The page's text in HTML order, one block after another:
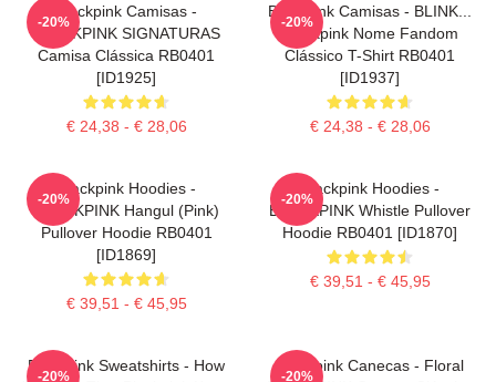
Blackpink Camisas -
BLACKPINK SIGNATURAS
Camisa Clássica RB0401
[ID1925]
€ 24,38 - € 28,06
-20%
Blackpink Camisas - BLINK...
Blackpink Nome Fandom
Clássico T-Shirt RB0401
[ID1937]
€ 24,38 - € 28,06
-20%
Blackpink Hoodies -
BLACKPINK Hangul (Pink)
Pullover Hoodie RB0401
[ID1869]
€ 39,51 - € 45,95
-20%
Blackpink Hoodies -
BLACKPINK Whistle Pullover
Hoodie RB0401 [ID1870]
€ 39,51 - € 45,95
-20%
Blackpink Sweatshirts - How
-20%
Blackpink Canecas - Floral
-20%